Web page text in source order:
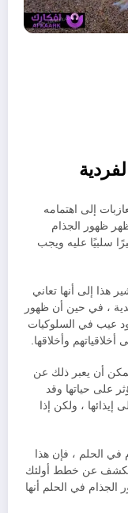
إلى اهتمامه
ظهور الجذام
سلبيًا عليه ويجب
هذا إلى أنها تعاني
، في حين أن ظهور
عيب في السلوكيات
أخلاقياتهم وأخلاقها.
أن يعبر ذلك عن
على حياتها وقد
، ولكن إذا
في الحلم ، فإن هذا
الكشف عن خطط أولئك
في الحلم أنها